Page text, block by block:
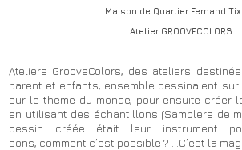
Maison de Quartier Fernand
Atelier GROOVECOLORS
Ateliers GrooveColors, des ateliers
parent et enfants, ensemble dessinaient sur
sur le theme du monde, pour ensuite créer
en utilisant des échantillons (Samplers de
dessin créée était leur instrument
sons, comment c’est possible ? ...C’est la